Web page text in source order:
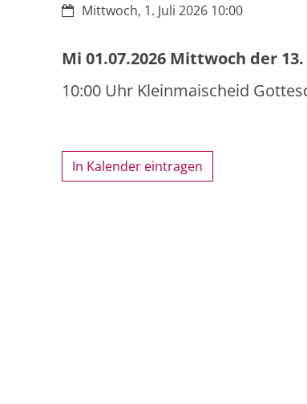
Datum:Mittwoch, 1. Juli 2026 10:00
Mi 01.07.2026 Mittwoch der
10:00 Uhr Kleinmaischeid
In Kalender eintragen